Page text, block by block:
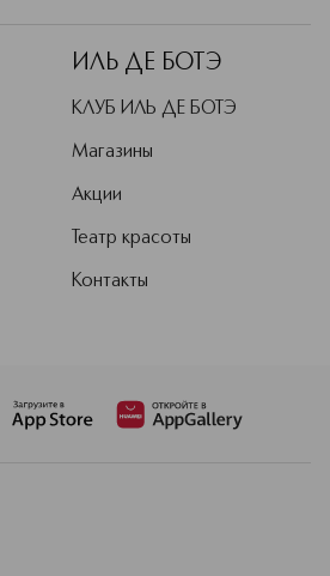
ИЛЬ ДЕ БОТЭ
КЛУБ ИЛЬ ДЕ БОТЭ
Магазины
Акции
Театр красоты
Контакты